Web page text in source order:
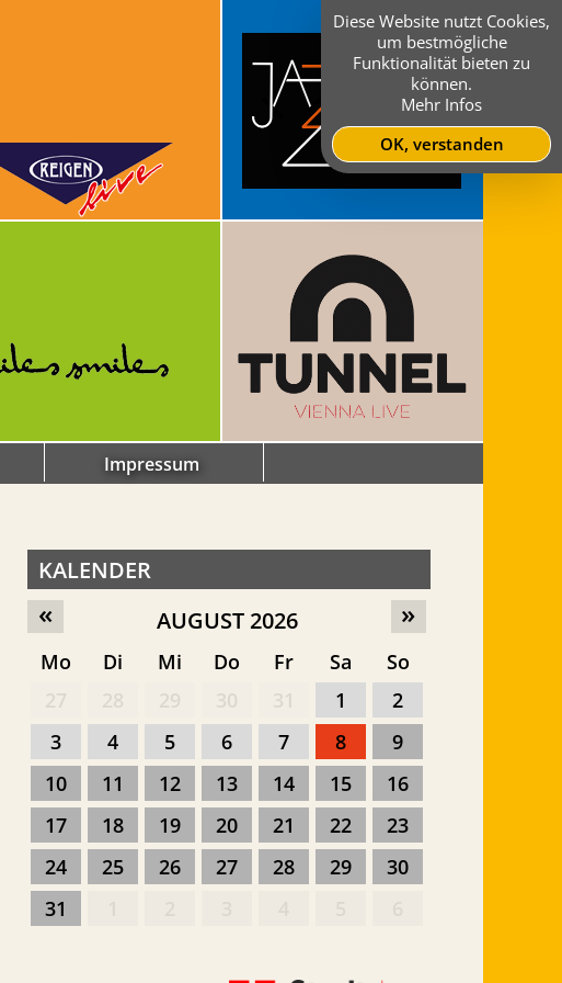
Impressum
KALENDER
»
« AUGUST 2026
Mo Di Mi Do Fr Sa
So
1
2
3
4 5 6 7 8
9
10
11 12 13 14 15
16
17
18 19 20 21 22
23
24
25 26 27 28 29
30
31
Diese Website nutzt Cookies,
um bestmögliche
Funktionalität bieten zu
können.
Mehr Infos
OK, verstanden